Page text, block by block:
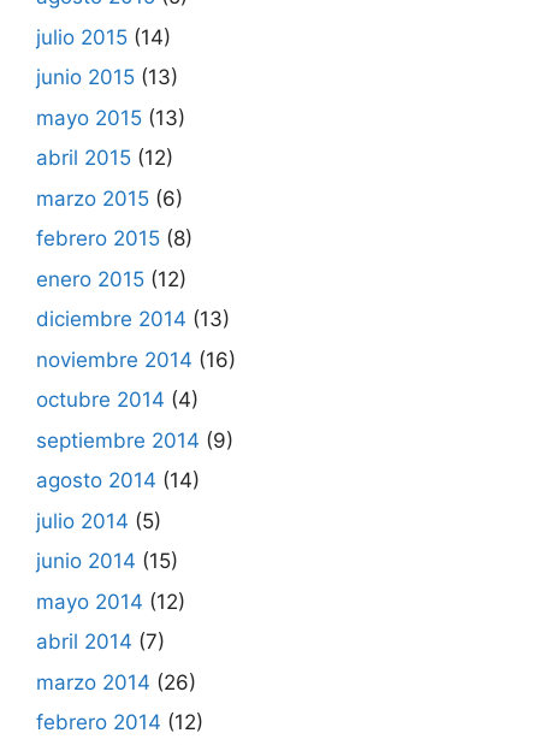
julio 2015 (14)
junio 2015 (13)
mayo 2015 (13)
abril 2015 (12)
marzo 2015 (6)
febrero 2015 (8)
enero 2015 (12)
diciembre 2014 (13)
noviembre 2014 (16)
octubre 2014 (4)
septiembre 2014 (9)
agosto 2014 (14)
julio 2014 (5)
junio 2014 (15)
mayo 2014 (12)
abril 2014 (7)
marzo 2014 (26)
febrero 2014 (12)